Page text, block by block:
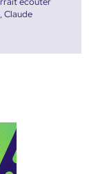
Claude